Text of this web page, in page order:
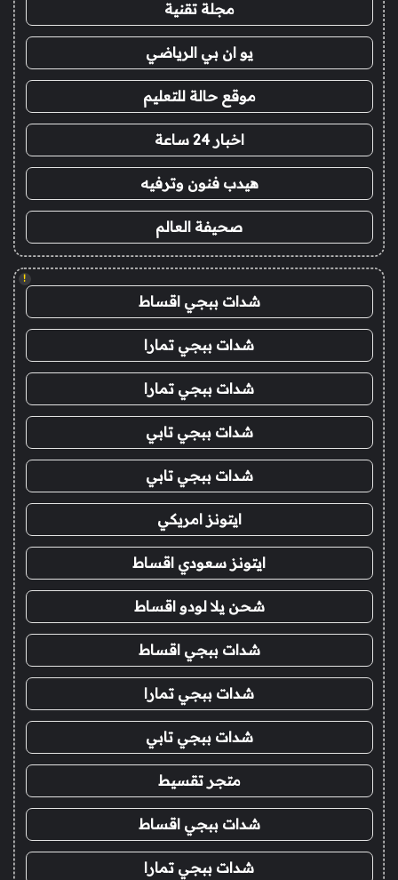
مجلة تقنية
يو ان بي الرياضي
موقع حالة للتعليم
اخبار 24 ساعة
هيدب فنون وترفيه
صحيفة العالم
!
شدات ببجي اقساط
شدات ببجي تمارا
شدات ببجي تمارا
شدات ببجي تابي
شدات ببجي تابي
ايتونز امريكي
ايتونز سعودي اقساط
شحن يلا لودو اقساط
شدات ببجي اقساط
شدات ببجي تمارا
شدات ببجي تابي
متجر تقسيط
شدات ببجي اقساط
شدات ببجي تمارا